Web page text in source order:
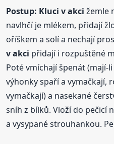
Postup: Kluci v akci žemle
navlhčí je mlékem, přidají
oříškem a solí a nechají
v akci přidají i rozpuštěné
Poté vmíchají špenát (mají-
výhonky spaří a vymačkají,
vymačkají) a nasekané
sníh z bílků. Vloží do pečicí
a vysypané strouhankou.